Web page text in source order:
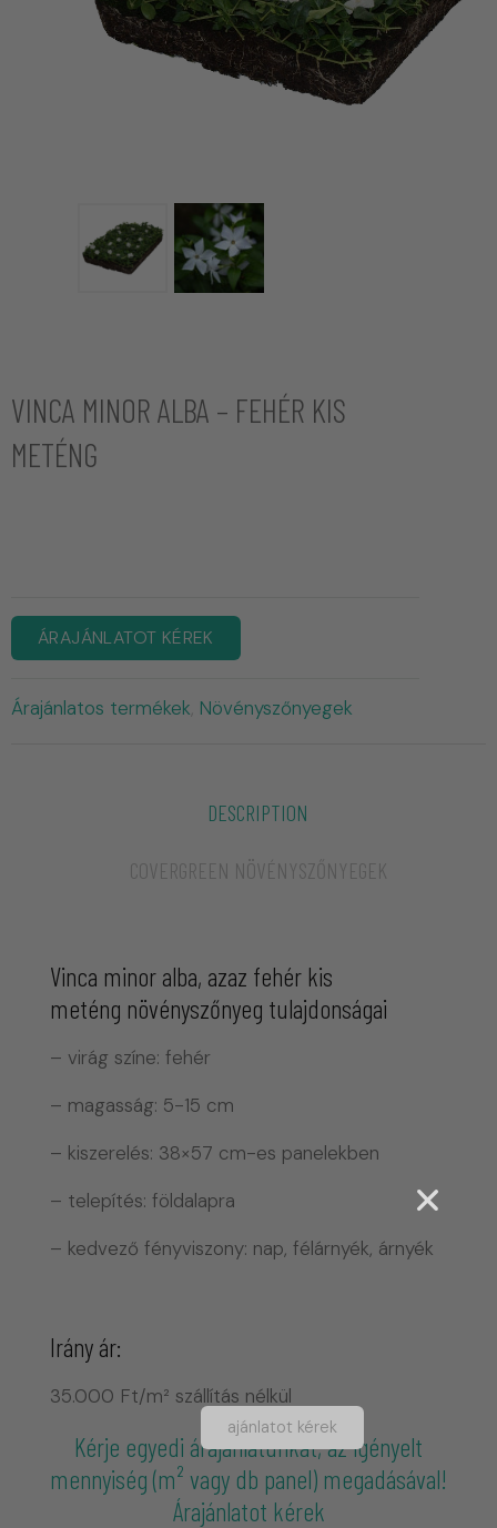
VINCA MINOR ALBA – FEHÉR KIS
METÉNG
ÁRAJÁNLATOT KÉREK
Árajánlatos termékek Növényszőnyegek
DESCRIPTION
COVERGREEN NÖVÉNYSZŐNYEGEK
Vinca minor alba, azaz fehér kis
meténg növényszőnyeg tulajdonságai
– virág színe: fehér
– magasság: 5-15 cm
– kiszerelés: 38×57 cm-es panelekben
– telepítés: földalapra
– kedvező fényviszony: nap, félárnyék, árnyék
Irány ár:
35.000 Ft/m² szállítás nélkül
Kérje egyedi árajánlatunkat, az igényelt
mennyiség (m² vagy db panel) megadásával!
Árajánlatot kérek
ajánlatot kérek